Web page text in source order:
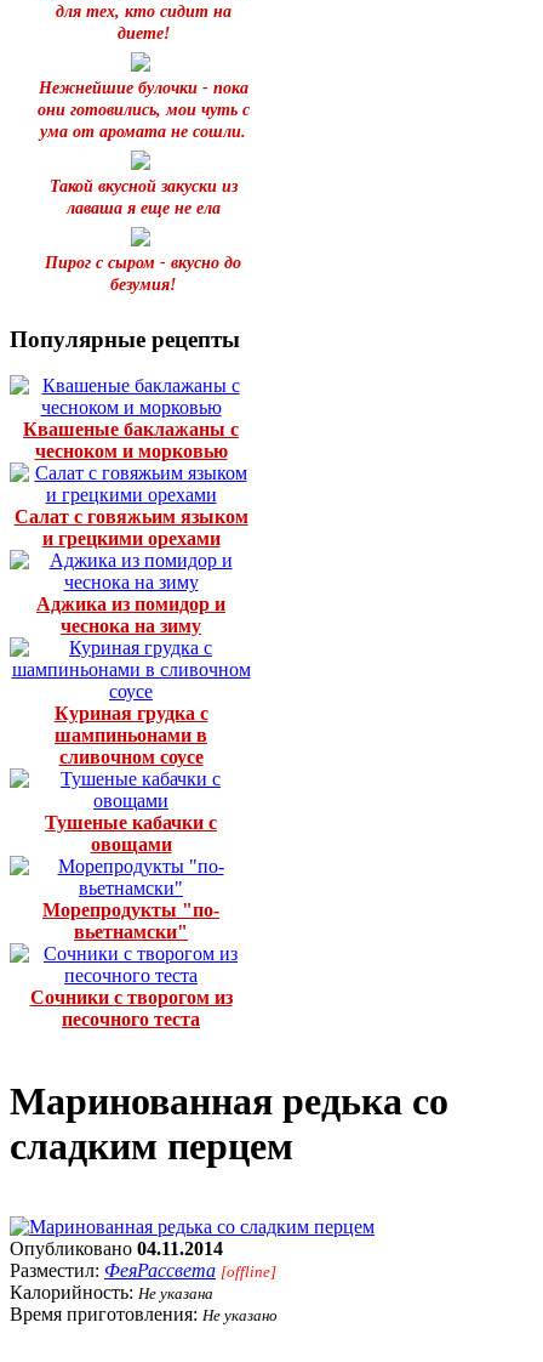
для тех, кто сидит на
диете!
Нежнейшие булочки - пока
они готовились, мои чуть с
ума от аромата не сошли.
Такой вкусной закуски из
лаваша я еще не ела
Пирог с сыром - вкусно до
безумия!
Популярные рецепты
Квашеные баклажаны с
чесноком и морковью
Салат с говяжьим языком
и грецкими орехами
Аджика из помидор и
чеснока на зиму
Куриная грудка с
шампиньонами в
сливочном соусе
Тушеные кабачки с
овощами
Морепродукты "по-
вьетнамски"
Сочники с творогом из
песочного теста
Маринованная редька со
сладким перцем
Опубликовано 04.11.2014
Разместил: ФеяРассвета [offline]
Калорийность: Не указана
Время приготовления: Не указано